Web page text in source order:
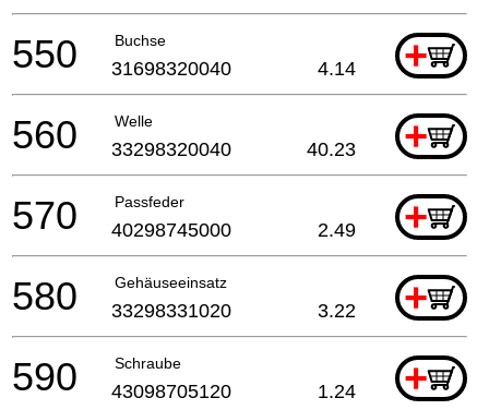
Buchse +
550 31698320040 4.14
Welle +
560 33298320040 40.23
Passfeder +
570 40298745000 2.49
Gehäuseeinsatz +
580 33298331020 3.22
Schraube +
590 43098705120 1.24